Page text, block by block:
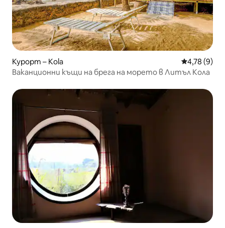
Курорт – Kola Средна
4,78 (9)
Ваканционни къщи на брега на морето в Литъл Кола